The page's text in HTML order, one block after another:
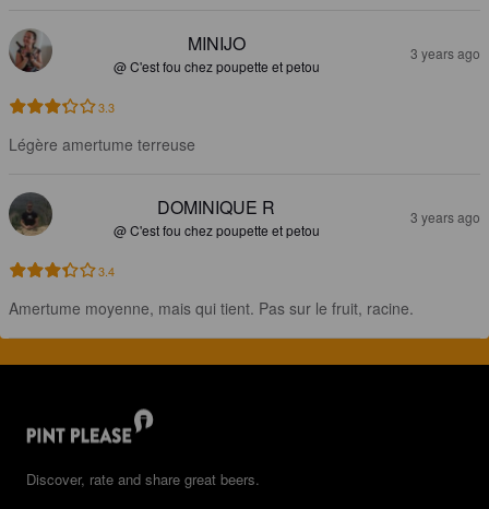
MINIJO
@ C'est fou chez poupette et petou
3 years ago
3.3
Légère amertume terreuse
DOMINIQUE R
@ C'est fou chez poupette et petou
3 years ago
3.4
Amertume moyenne, mais qui tient. Pas sur le fruit, racine.
Discover, rate and share great beers.